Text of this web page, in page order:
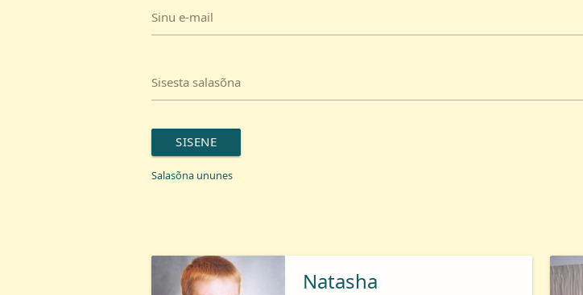
Sinu e-mail
Sisesta salasõna
SISENE
Salasõna ununes
Natasha